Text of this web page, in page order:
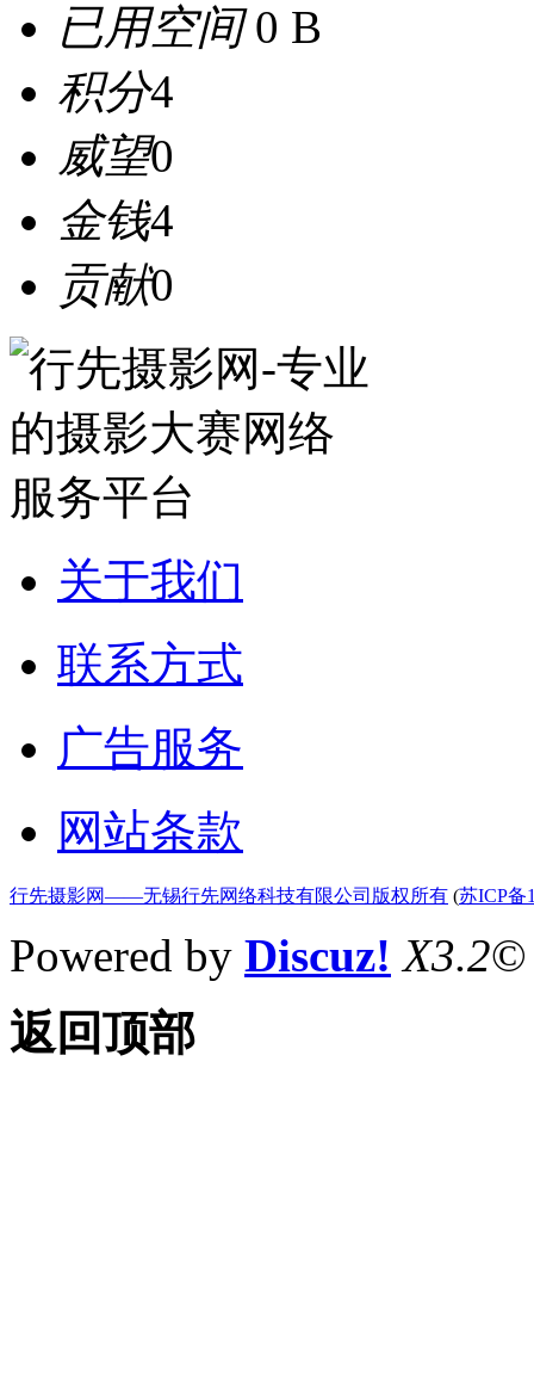
已用空间0 B
积分4
威望0
金钱4
贡献0
关于我们
联系方式
广告服务
网站条款
行先摄影网——无锡行先网络科技有限公司版权所有 (苏ICP备
Powered by Discuz! X3.2©
返回顶部